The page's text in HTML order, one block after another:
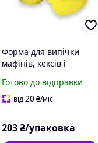
Форма для випічки
мафінів, кексів і
«Тюльпан з бортом»
жовтий 70г/м² 100шт/
Готово до відправки
від 20 ₴/міс
203 ₴/упаковка